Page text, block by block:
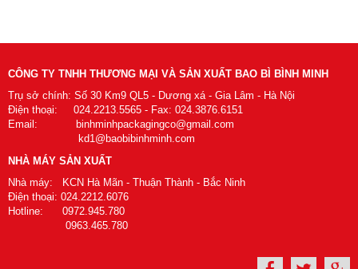
CÔNG TY TNHH THƯƠNG MẠI VÀ SẢN XUẤT BAO BÌ BÌNH MINH
Trụ sở chính: Số 30 Km9 QL5 - Dương xá - Gia Lâm - Hà Nội
Điện thoại: 024.2213.5565 - Fax: 024.3876.6151
Email: binhminhpackagingco@gmail.com
kd1@baobibinhminh.com
NHÀ MÁY SẢN XUẤT
Nhà máy: KCN Hà Mãn - Thuận Thành - Bắc Ninh
Điện thoại: 024.2212.6076
Hotline: 0972.945.780
0963.465.780